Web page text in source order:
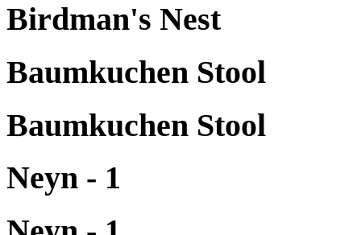
Birdman's Nest
Baumkuchen Stool
Baumkuchen Stool
Neyn - 1